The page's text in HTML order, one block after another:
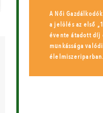
A Női
a jelölés az első
évente átadott díj
munkássága
élelmiszeriparban.